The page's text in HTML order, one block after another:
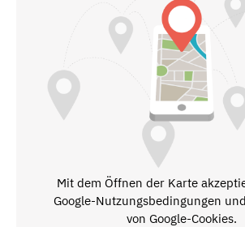
Mit dem Öffnen der Karte
Google-Nutzungsbedingungen
von Google-Cookies.